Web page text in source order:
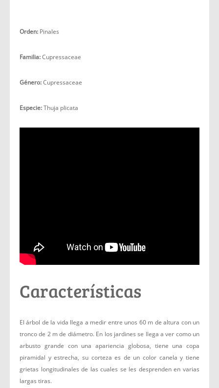
Orden: Pinales
Familia:Cupressaceae
Género:Cupressaceae
Especie:Thuja plicata
Características
El árbol de la vida llega a medir entre unos 60 m de altura con un
tronco de 2 m de diámetro. En los jardines se llega a ver como un
arbusto grande con una apariencia globosa, tiene una copa
piramidal y estrecha, su corteza es de un color canela y tiene
grietas longitudinales de las cuales se les desprenden en varias
largas tiras.